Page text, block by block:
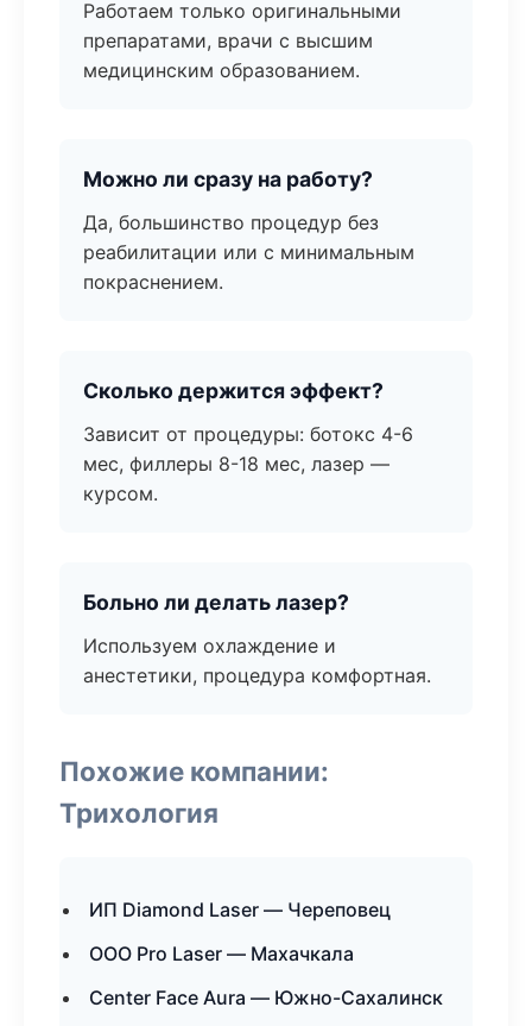
Работаем только оригинальными
препаратами, врачи с высшим
медицинским образованием.
Можно ли сразу на работу?
Да, большинство процедур без
реабилитации или с минимальным
покраснением.
Сколько держится эффект?
Зависит от процедуры: ботокс 4-6
мес, филлеры 8-18 мес, лазер —
курсом.
Больно ли делать лазер?
Используем охлаждение и
анестетики, процедура комфортная.
Похожие компании:
Трихология
ИП Diamond Laser — Череповец
ООО Pro Laser — Махачкала
Center Face Aura — Южно-Сахалинск